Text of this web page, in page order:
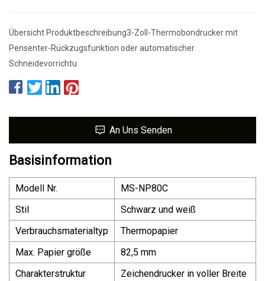
Übersicht Produktbeschreibung3-Zoll-Thermobondrucker mit
Pensenter-Rückzugsfunktion oder automatischer
Schneidevorrichtu
An Uns Senden
Basisinformation
Modell Nr.
MS-NP80C
Stil
Schwarz und weiß
Verbrauchsmaterialtyp
Thermopapier
Max. Papier größe
82,5 mm
Charakterstruktur
Zeichendrucker in voller Breite